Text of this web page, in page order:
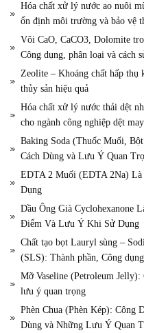
Hóa chất xử lý nước ao nuôi
ổn định môi trường và bảo vệ
Vôi CaO, CaCO3, Dolomite
Công dụng, phân loại và cách
Zeolite – Khoáng chất hấp thụ
thủy sản hiệu quả
Hóa chất xử lý nước thải dệt
cho ngành công nghiệp dệt may
Baking Soda (Thuốc Muối,
Cách Dùng và Lưu Ý Quan
EDTA 2 Muối (EDTA 2Na)
Dụng
Dầu Ông Già Cyclohexanone
Điểm Và Lưu Ý Khi Sử Dụng
Chất tạo bọt Lauryl sùng –
(SLS): Thành phần, Công
Mỡ Vaseline (Petroleum Jelly):
lưu ý quan trọng
Phèn Chua (Phèn Kép): Công
Dùng và Những Lưu Ý Quan